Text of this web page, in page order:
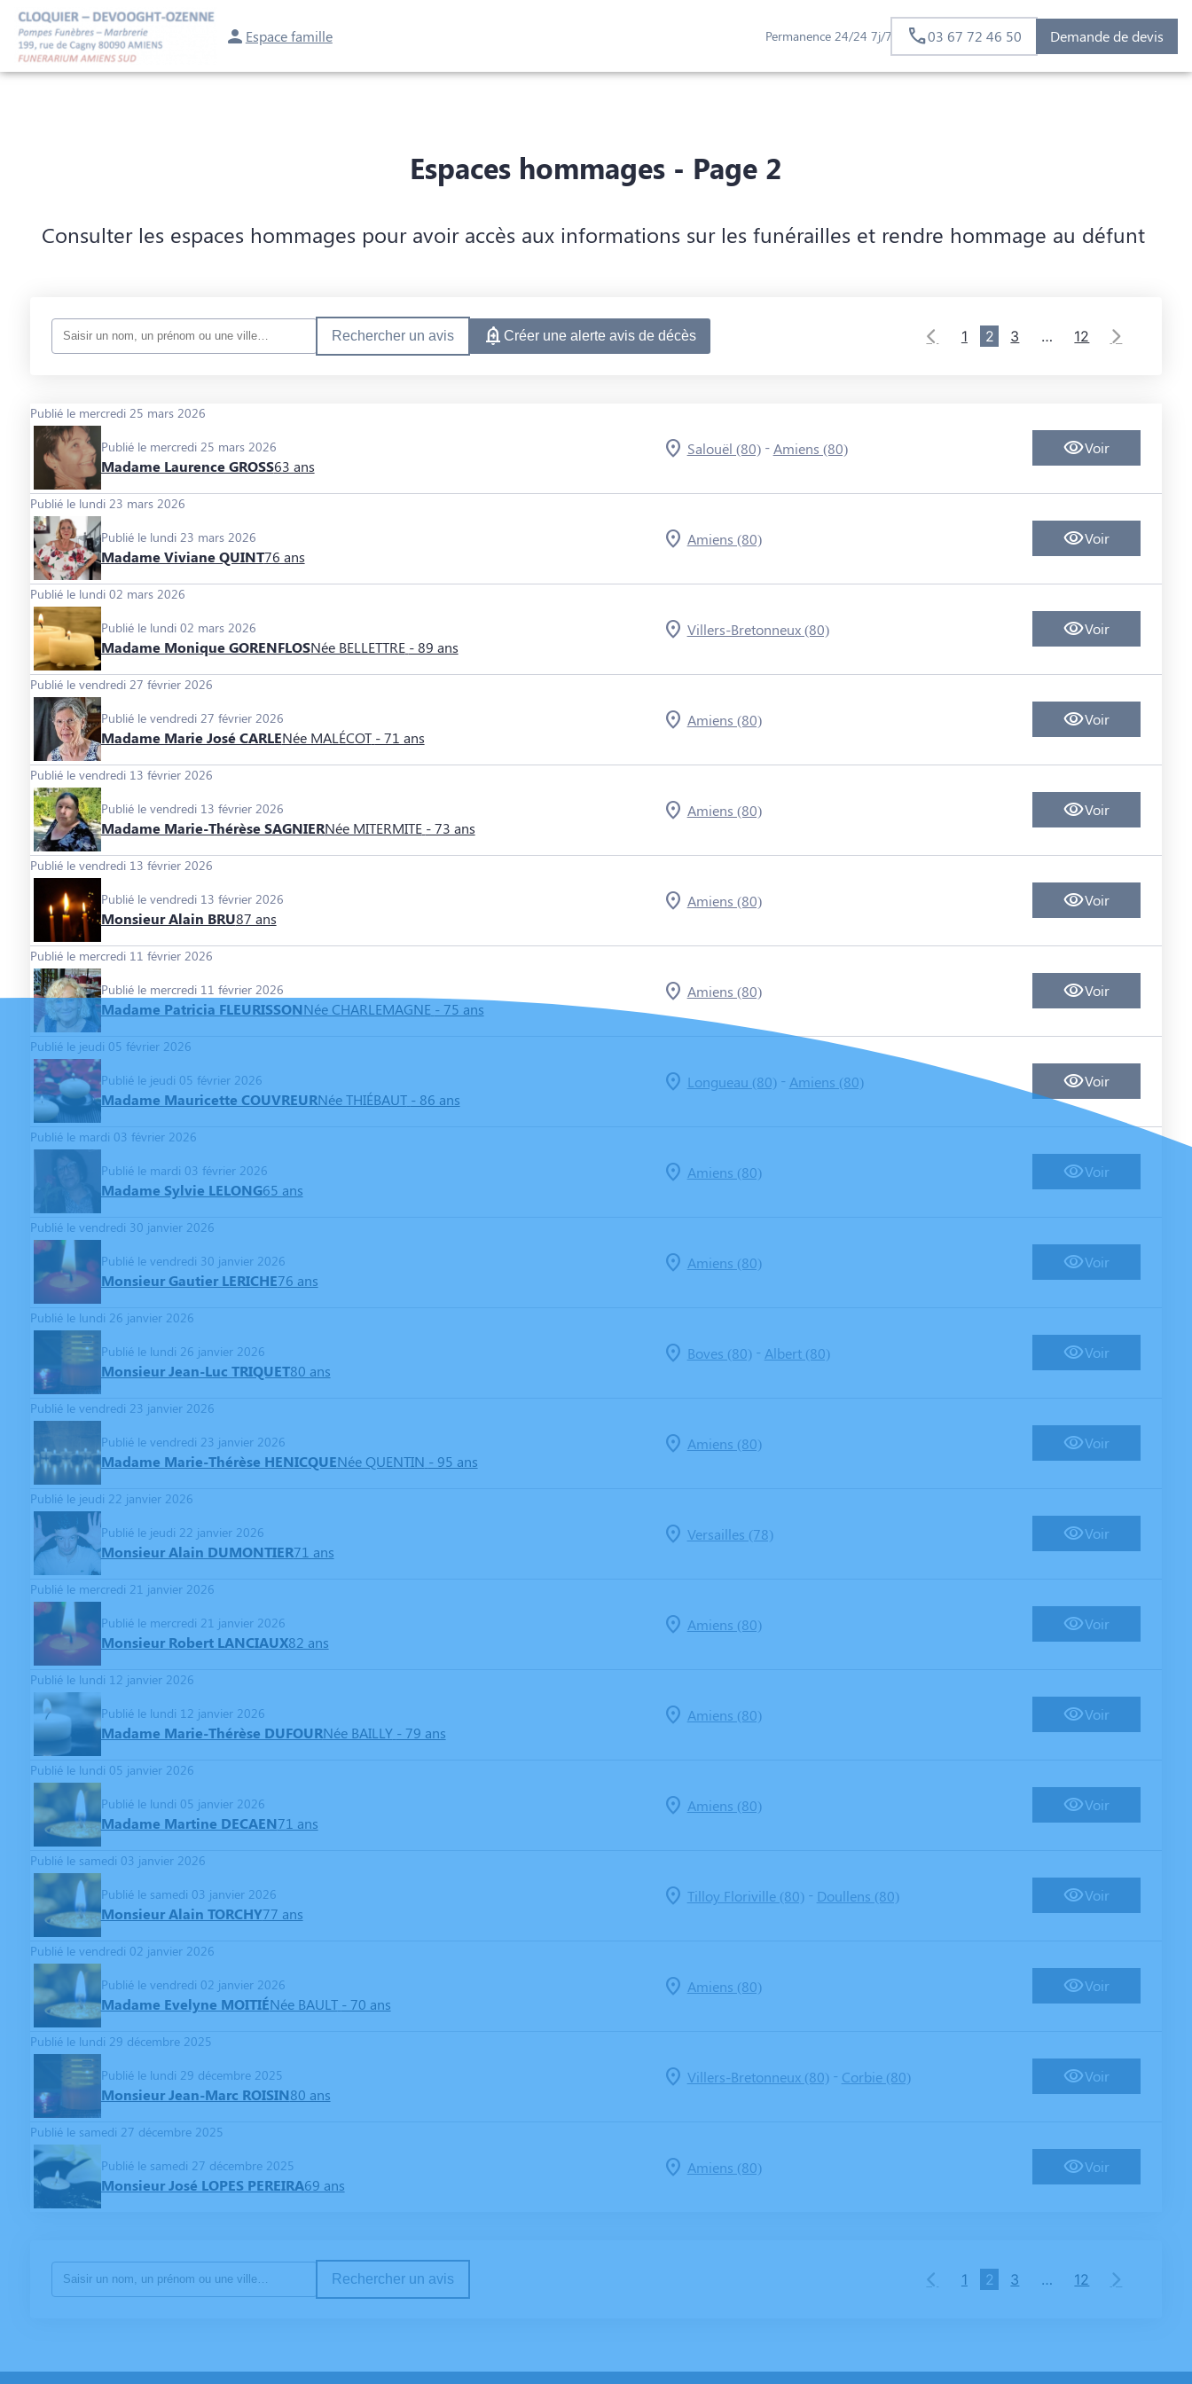
Espace famille Permanence 24/24 7j/7 03 67 72 46 50 Demande de devis
NOS SERVICES NOTRE AGENCE NOTRE CHAMBRE FUNÉRAIRE
Espaces hommages - Page 2
Consulter les espaces hommages pour avoir accès aux informations sur les funérailles et rendre hommage au défunt
Rechercher un avis Créer une alerte avis de décès 1 2 3 … 12
Publié le mercredi 25 mars 2026
Publié le mercredi 25 mars 2026
Madame Laurence GROSS63 ans
Salouël (80)-Amiens (80) Voir
Publié le lundi 23 mars 2026
Publié le lundi 23 mars 2026
Madame Viviane QUINT76 ans
Amiens (80) Voir
Publié le lundi 02 mars 2026
Publié le lundi 02 mars 2026
Madame Monique GORENFLOSNée BELLETTRE - 89 ans
Villers-Bretonneux (80) Voir
Publié le vendredi 27 février 2026
Publié le vendredi 27 février 2026
Madame Marie José CARLENée MALÉCOT - 71 ans
Amiens (80) Voir
Publié le vendredi 13 février 2026
Publié le vendredi 13 février 2026
Madame Marie-Thérèse SAGNIERNée MITERMITE - 73 ans
Amiens (80) Voir
Publié le vendredi 13 février 2026
Publié le vendredi 13 février 2026
Monsieur Alain BRU87 ans
Amiens (80) Voir
Publié le mercredi 11 février 2026
Publié le mercredi 11 février 2026
Madame Patricia FLEURISSONNée CHARLEMAGNE - 75 ans
Amiens (80) Voir
Publié le jeudi 05 février 2026
Publié le jeudi 05 février 2026
Madame Mauricette COUVREURNée THIÉBAUT - 86 ans
Longueau (80)- Amiens (80) Voir
Publié le mardi 03 février 2026
Publié le mardi 03 février 2026
Madame Sylvie LELONG65 ans
Amiens (80) Voir
Publié le vendredi 30 janvier 2026
Publié le vendredi 30 janvier 2026
Monsieur Gautier LERICHE76 ans
Amiens (80) Voir
Publié le lundi 26 janvier 2026
Publié le lundi 26 janvier 2026
Monsieur Jean-Luc TRIQUET80 ans
Boves (80)- Albert (80) Voir
Publié le vendredi 23 janvier 2026
Publié le vendredi 23 janvier 2026
Madame Marie-Thérèse HENICQUENée QUENTIN - 95 ans
Amiens (80) Voir
Publié le jeudi 22 janvier 2026
Publié le jeudi 22 janvier 2026
Monsieur Alain DUMONTIER71 ans
Versailles (78) Voir
Publié le mercredi 21 janvier 2026
Publié le mercredi 21 janvier 2026
Monsieur Robert LANCIAUX82 ans
Amiens (80) Voir
Publié le lundi 12 janvier 2026
Publié le lundi 12 janvier 2026
Madame Marie-Thérèse DUFOURNée BAILLY - 79 ans
Amiens (80) Voir
Publié le lundi 05 janvier 2026
Publié le lundi 05 janvier 2026
Madame Martine DECAEN71 ans
Amiens (80) Voir
Publié le samedi 03 janvier 2026
Publié le samedi 03 janvier 2026
Monsieur Alain TORCHY77 ans
Tilloy Floriville (80)- Doullens (80) Voir
Publié le vendredi 02 janvier 2026
Publié le vendredi 02 janvier 2026
Madame Evelyne MOITIÉNée BAULT - 70 ans
Amiens (80) Voir
Publié le lundi 29 décembre 2025
Publié le lundi 29 décembre 2025
Monsieur Jean-Marc ROISIN80 ans
Villers-Bretonneux (80)- Corbie (80) Voir
Publié le samedi 27 décembre 2025
Publié le samedi 27 décembre 2025
Monsieur José LOPES PEREIRA69 ans
Amiens (80) Voir
Rechercher un avis 1 2 3 … 12